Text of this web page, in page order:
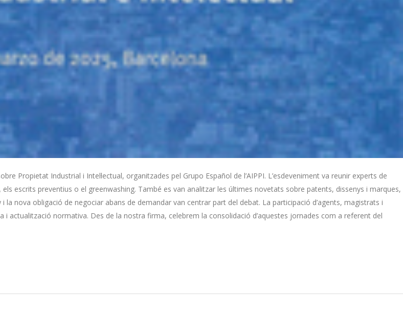
Propietat Industrial i Intel·lectual, organitzades pel Grupo Español de l’AIPPI. L’esdeveniment va reunir experts de
escrits preventius o el greenwashing. També es van analitzar les últimes novetats sobre patents, dissenys i marques,
nova obligació de negociar abans de demandar van centrar part del debat. La participació d’agents, magistrats i
actualització normativa. Des de la nostra firma, celebrem la consolidació d’aquestes jornades com a referent del